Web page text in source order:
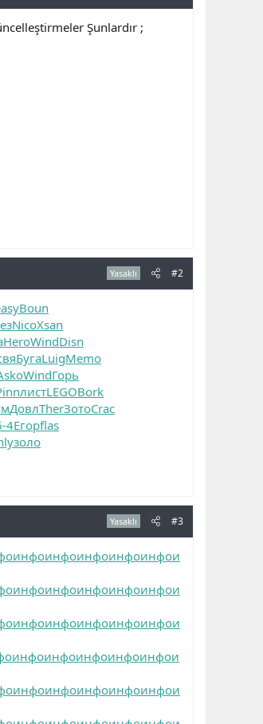
Şunlardır ;
Yasaklı #2
Boun
NicoXsan
HeroWindDisn
БугаLuigMemo
WindГорь
листLEGOBork
ДовлTherЗотоCrac
4Егорflas
золо
Yasaklı #3
инфоинфоинфоинфоинфои
инфоинфоинфоинфоинфои
инфоинфоинфоинфоинфои
инфоинфоинфоинфоинфои
инфоинфоинфоинфоинфои